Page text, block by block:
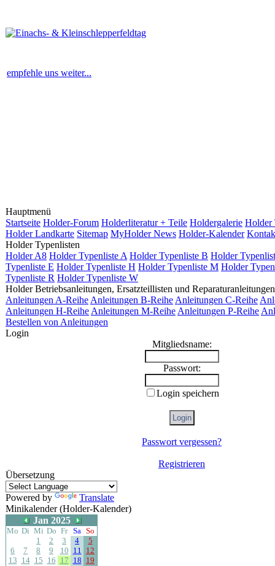
empfehle uns weiter...
Hauptmenü
Startseite Holder-Forum Holderliteratur + Teile Holdergalerie Holder
Holder Landkarte Sitemap MyHolder News Holder-Kalender
Holder Typenlisten
Holder A8 Holder Typenliste A Holder Typenliste B Holder
Typenliste E Holder Typenliste H Holder Typenliste M Holder
Typenliste R Holder Typenliste W
Holder Betriebsanleitungen, Ersatzteillisten und Reparaturanleitungen
Anleitungen A-Reihe Anleitungen B-Reihe Anleitungen C-Reihe
Anleitungen H-Reihe Anleitungen M-Reihe Anleitungen P-Reihe
Bestellen von Anleitungen
Login
Mitgliedsname:
Passwort:
Login speichern
Passwort vergessen?
Registrieren
Übersetzung
Powered by
Translate
Minikalender (Holder-Kalender)
Jan 2025
Mo Di Mi Do Fr Sa So
1
2 3 4
5
6
7 8 9 10 11 12
13 14 15 16 17 18 19